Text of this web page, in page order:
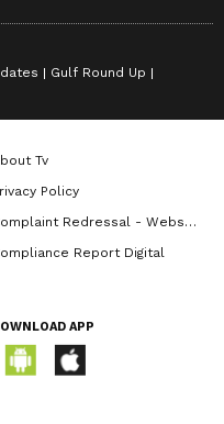
Gulf Round Up
Tv
Policy
Redressal - Website
Report Digital
APP